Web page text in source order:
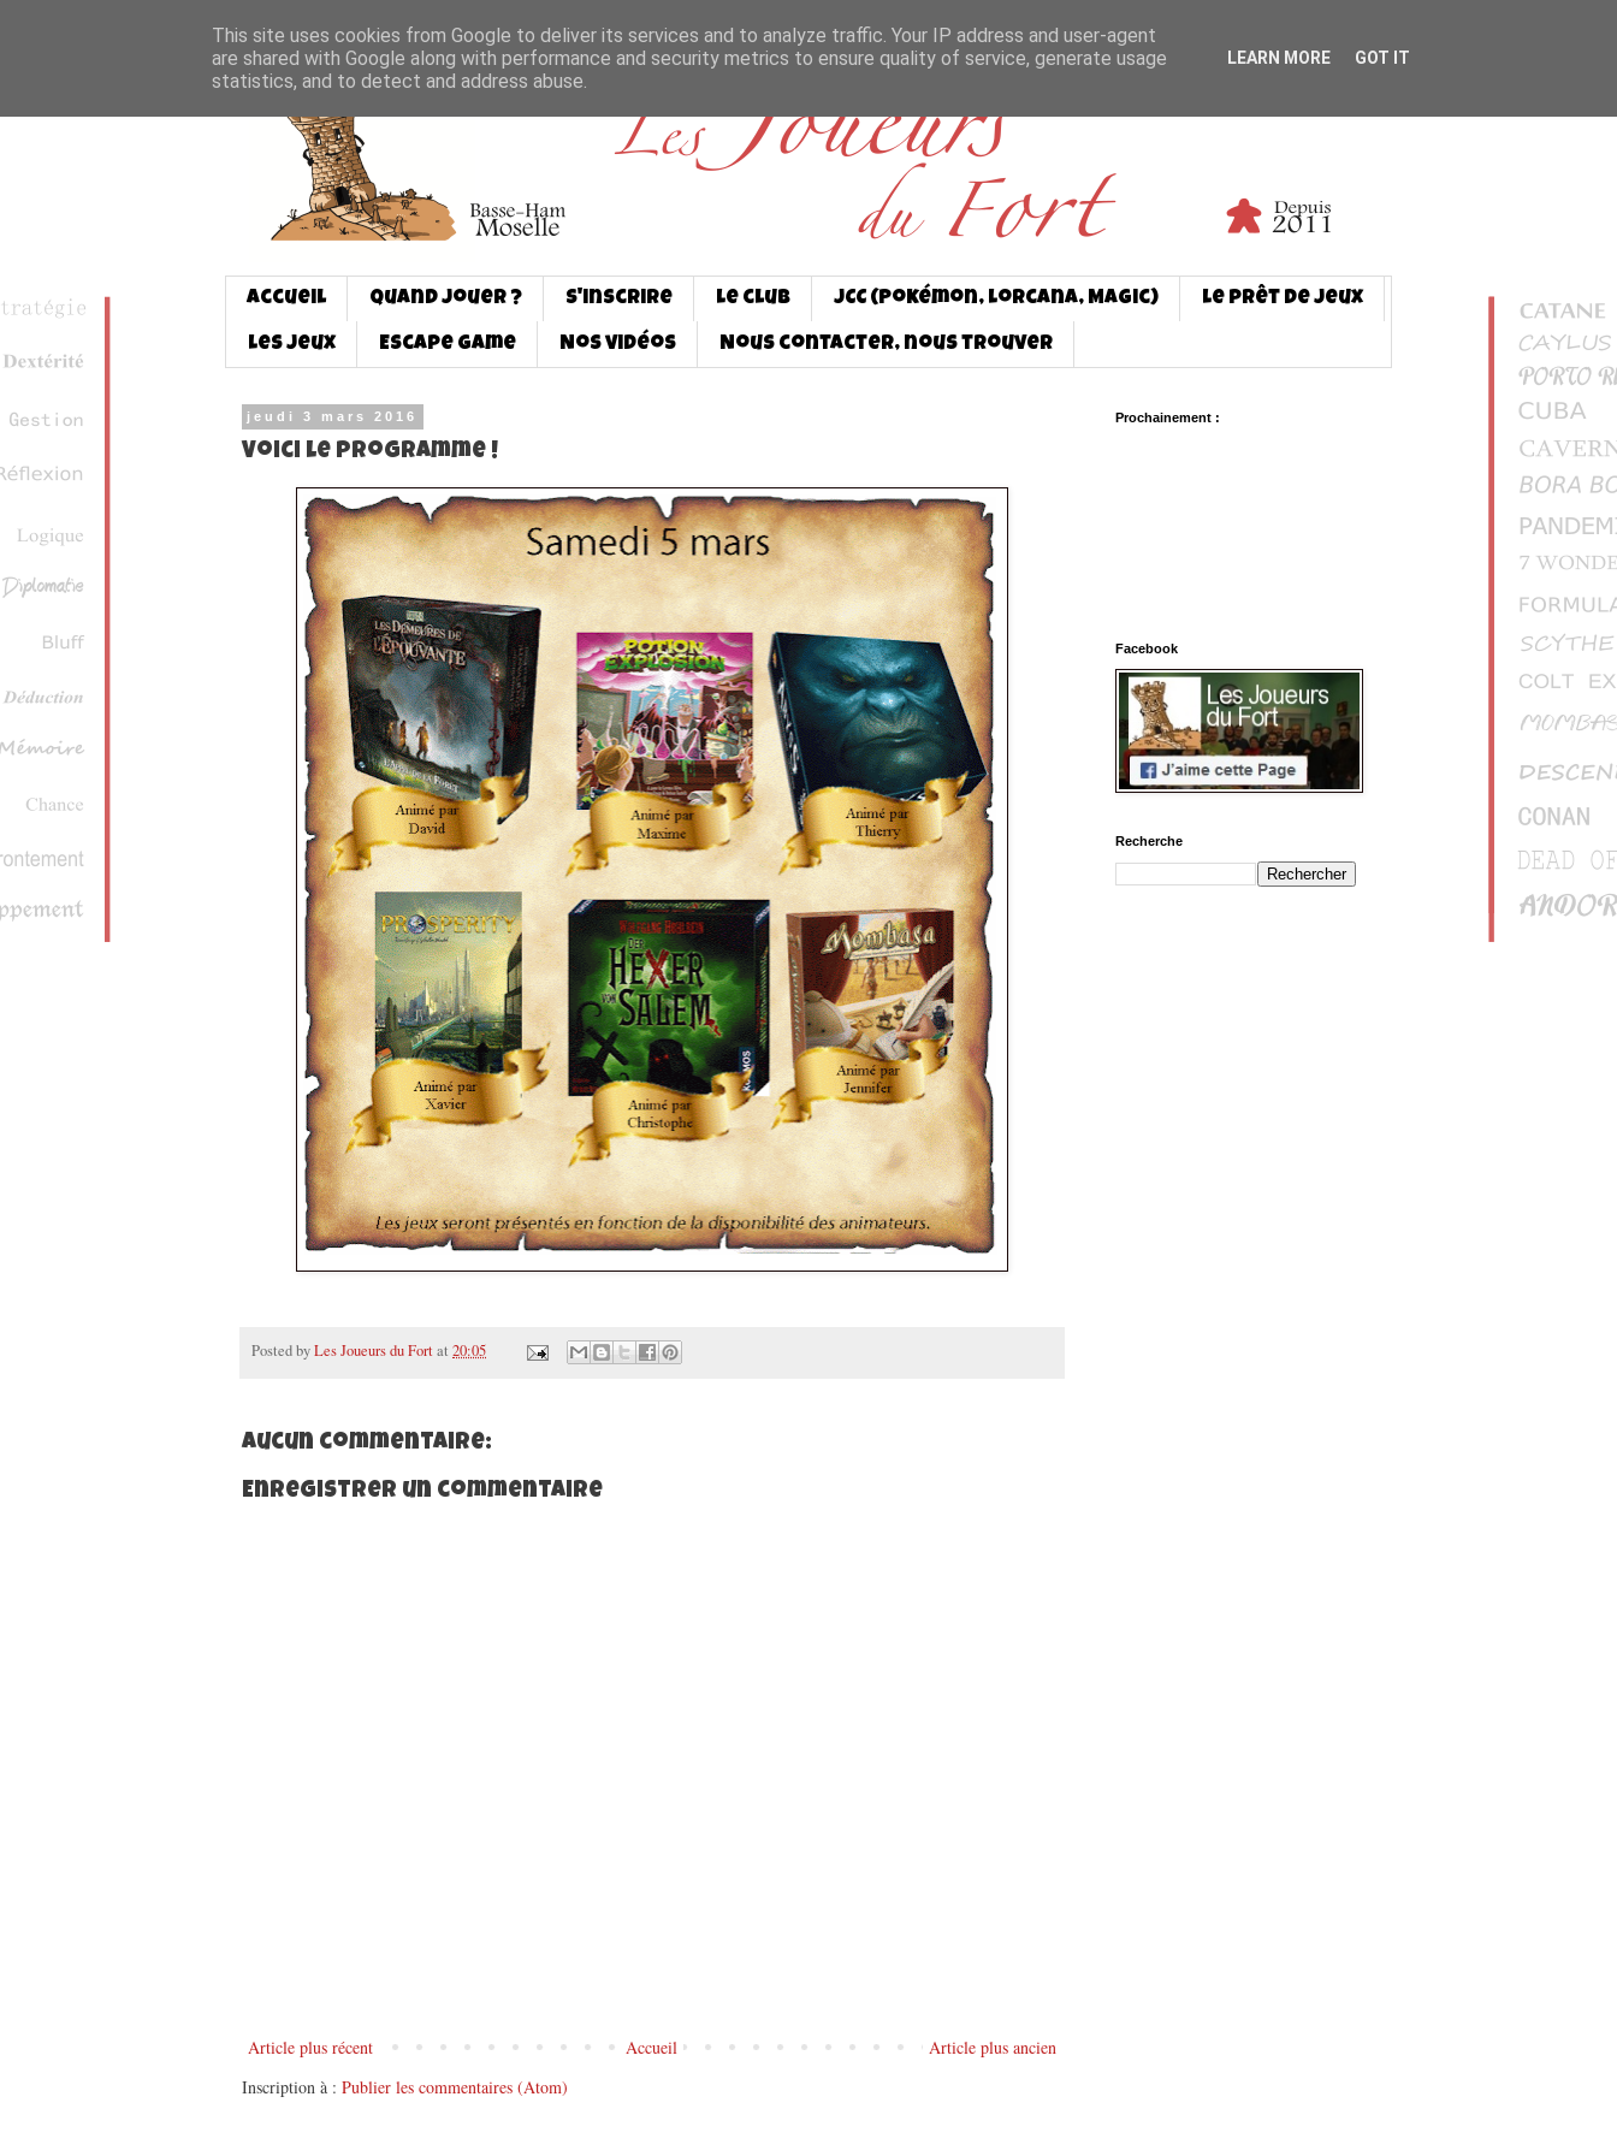
Accueil Quand jouer ? S'inscrire Le club JCC (Pokémon, Lorcana, Magic) Le prêt de jeux
Les jeux Escape game Nos vidéos Nous contacter, nous trouver
jeudi 3 mars 2016
Voici le programme !
Posted byLes Joueurs du Fortat 20:05
Aucun commentaire:
Enregistrer un commentaire
Article plus récent Article plus ancien
Accueil
Inscription à : Publier les commentaires (Atom)
Prochainement :
Facebook
Recherche
This site uses cookies from Google to deliver its services and to analyze traffic. Your IP address and user-agent
are shared with Google along with performance and security metrics to ensure quality of service, generate usage
statistics, and to detect and address abuse.
LEARN MORE GOT IT